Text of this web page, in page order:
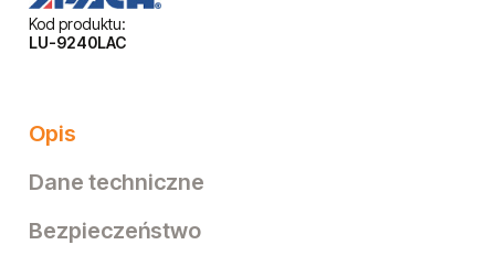
Kod produktu:
LU-9240LAC
Opis
Dane techniczne
Bezpieczeństwo